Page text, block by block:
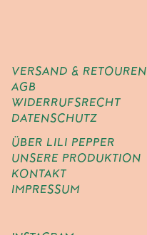
VERSAND & RETOUREN
AGB
WIDERRUFSRECHT
DATENSCHUTZ
ÜBER LILI PEPPER
UNSERE PRODUKTION
KONTAKT
IMPRESSUM